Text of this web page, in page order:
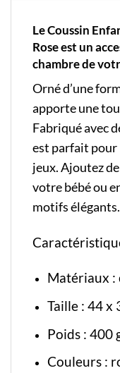
Le Coussin
Rose est un
chambre de
Orné d’une
apporte une
Fabriqué avec
est parfait pour
jeux. Ajoutez
votre bébé ou
motifs élégants.
Matériaux :
Taille : 44 x
Poids : 400
Couleurs :